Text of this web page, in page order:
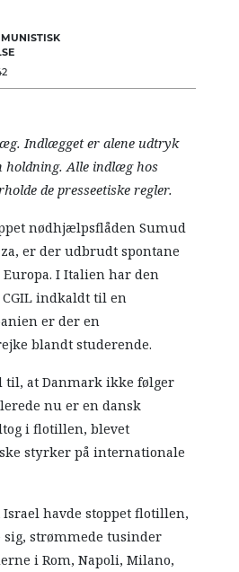
Indlægget er alene udtryk
holdning. Alle indlæg hos
de presseetiske regler.
nødhjælpsflåden Sumud
er der udbrudt spontane
I Italien har den
indkaldt til en
er der en
blandt studerende.
til, at Danmark ikke følger
nu er en dansk
i flotillen, blevet
styrker på internationale
havde stoppet flotillen,
sig, strømmede tusinder
i Rom, Napoli, Milano,